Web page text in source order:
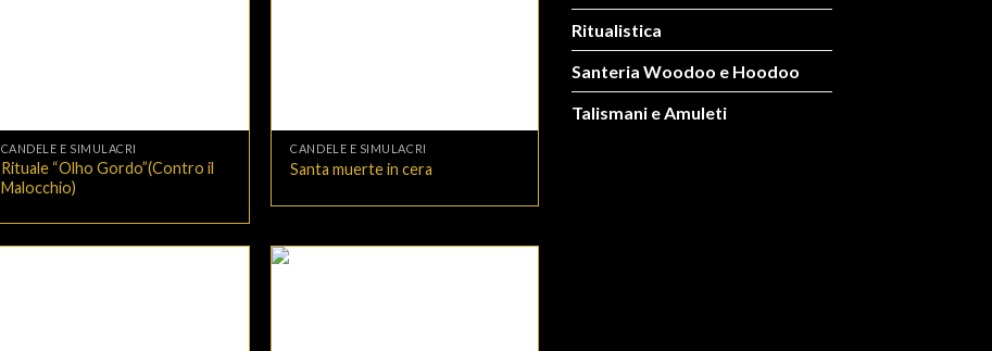
CANDELE E SIMULACRI
Rituale “Olho Gordo”(Contro il
Malocchio)
CANDELE E SIMULACRI
Santa muerte in cera
Ritualistica
Santeria Woodoo e Hoodoo
Talismani e Amuleti